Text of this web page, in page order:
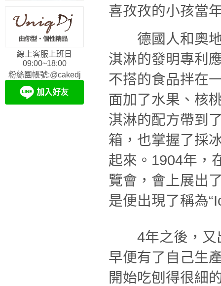
線上客服上班日
09:00~18:00
粉絲團帳號:@cakedj
喜孜孜的小孩當
德國人和奧地
淇淋的發明專利
不搭的食品拌在
面加了水果、核
淇淋的配方帶到
箱，也掌握了採
起來。1904年，
覽會，會上展出
是便出現了稱為
4年之後，又
早便有了自己生
開始吃刨得很細